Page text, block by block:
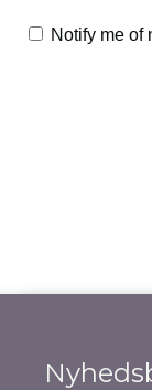
Notify me of